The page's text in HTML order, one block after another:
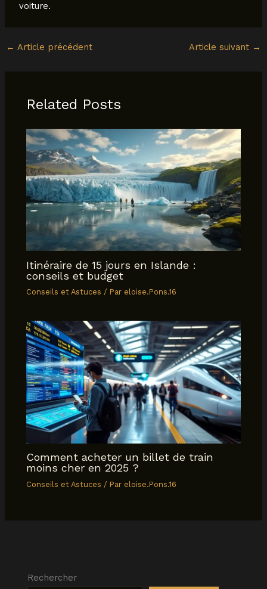
voiture.
← Article précédent Article suivant →
Related Posts
Itinéraire de 15 jours en Islande :
conseils et budget
Conseils et Astuces / Par eloise.Pons.16
Comment acheter un billet de train
moins cher en 2025 ?
Conseils et Astuces / Par eloise.Pons.16
Rechercher